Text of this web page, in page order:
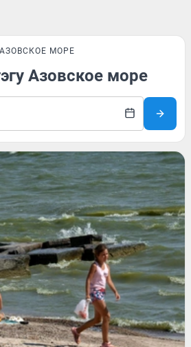
АЗОВСКОЕ МОРЕ
Азовское море